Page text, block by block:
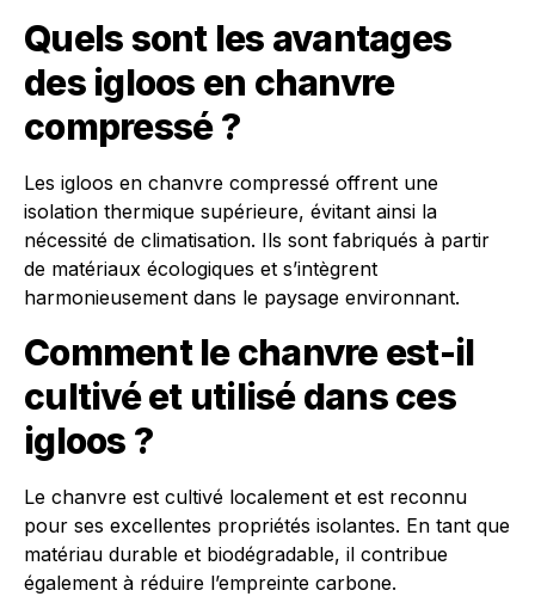
Quels sont les avantages
des igloos en chanvre
compressé ?
Les igloos en chanvre compressé offrent une
isolation thermique supérieure, évitant ainsi la
nécessité de climatisation. Ils sont fabriqués à partir
de matériaux écologiques et s’intègrent
harmonieusement dans le paysage environnant.
Comment le chanvre est-il
cultivé et utilisé dans ces
igloos ?
Le chanvre est cultivé localement et est reconnu
pour ses excellentes propriétés isolantes. En tant que
matériau durable et biodégradable, il contribue
également à réduire l’empreinte carbone.